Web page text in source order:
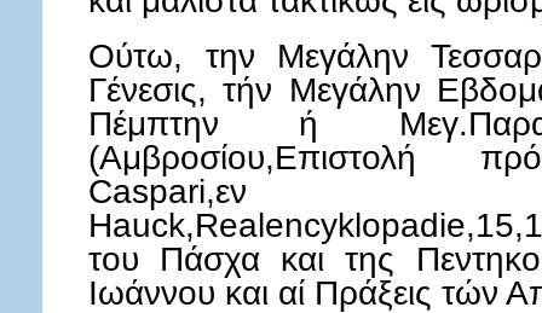
Ούτω, την Μεγάλην
Γένεσις, τήν Μεγάλην
Πέμπτην ή
(Αμβροσίου,Επιστολή
του Πάσχα και της
Ιωάννου και αί Πράξεις τών